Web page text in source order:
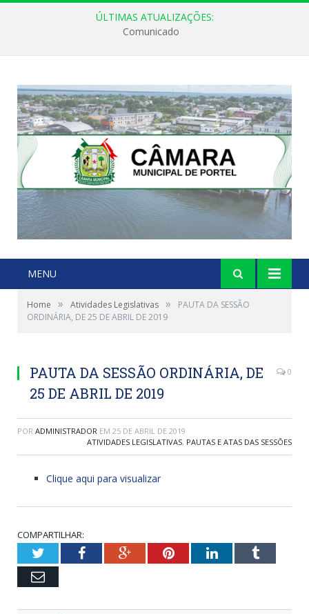
ÚLTIMAS ATUALIZAÇÕES:
Comunicado
MENU
Home » Atividades Legislativas »
PAUTA DA SESSÃO
ORDINÁRIA, DE 25 DE ABRIL DE 2019
PAUTA DA SESSÃO ORDINÁRIA, DE
25 DE ABRIL DE 2019
0
POR ADMINISTRADOR EM 25 DE ABRIL DE 2019
ATIVIDADES LEGISLATIVAS, PAUTAS E ATAS DAS SESSÕES
Clique aqui para visualizar
COMPARTILHAR:
TwitterFacebookGoogle+PinterestLinkedInTumblr
Email